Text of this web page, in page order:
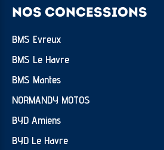
NOS CONCESSIONS
BMS Evreux
BMS Le Havre
BMS Mantes
NORMANDY MOTOS
BYD Amiens
BYD Le Havre